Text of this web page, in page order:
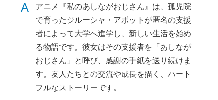
A
アニメ『私のあしながおじさん』は、孤児院
で育ったジルーシャ・アボットが匿名の支援
者によって大学へ進学し、新しい生活を始め
る物語です。彼女はその支援者を「あしなが
おじさん」と呼び、感謝の手紙を送り続けま
す。友人たちとの交流や成長を描く、ハート
フルなストーリーです。